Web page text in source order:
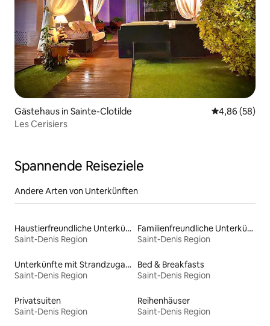
Gästehaus in Sainte-Clotilde
4,86 (58)
Les Cerisiers
Spannende Reiseziele
Andere Arten von Unterkünften
Haustierfreundliche Unterkünfte
Saint-Denis Region
Familienfreundliche Unterkünfte
Saint-Denis Region
Unterkünfte mit Strandzugang
Saint-Denis Region
Bed & Breakfasts
Saint-Denis Region
Privatsuiten
Saint-Denis Region
Reihenhäuser
Saint-Denis Region